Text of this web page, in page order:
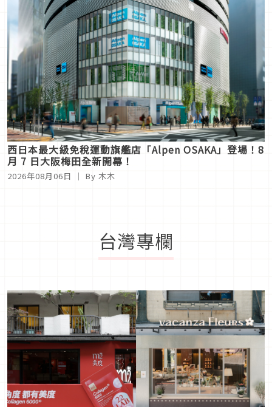
西日本最大級免稅運動旗艦店「Alpen OSAKA」登場！8
月 7 日大阪梅田全新開幕！
2026年08月06日 ｜ By 木木
台灣專欄